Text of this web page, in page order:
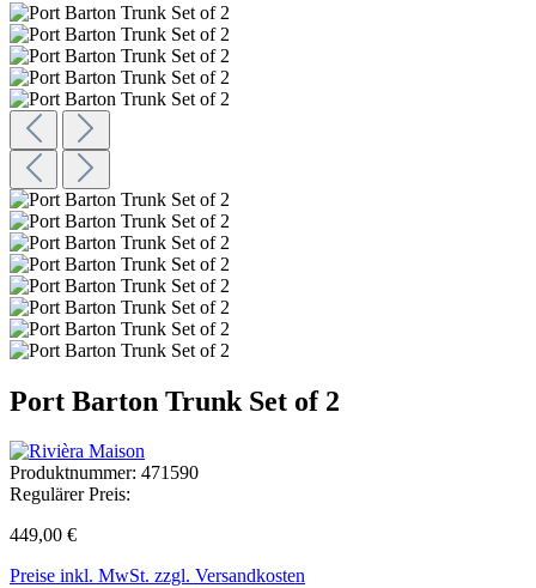
Port Barton Trunk Set of 2
Produktnummer: 471590
Regulärer Preis:
449,00 €
Preise inkl. MwSt. zzgl. Versandkosten